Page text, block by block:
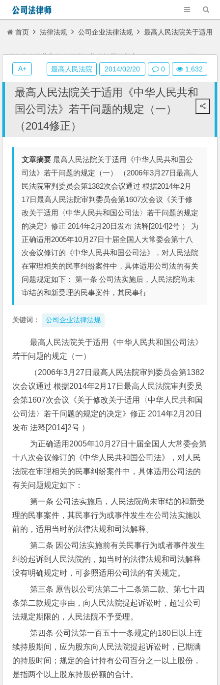
首页 法律法规 公司企业法律法规 最高人民法院关于适用
《中华人民共和国公司法》若干问题的规定（一）（2014修正）
最高人民法院关于适用《中华人民共和
国公司法》若干问题的规定（一）
（2014修正）
文章摘要 最高人民法院关于适用《中华人民共和国公
司法》若干问题的规定（一） （2006年3月27日最高人
民法院审判委员会第1382次会议通过 根据2014年2月
17日最高人民法院审判委员会第1607次会议《关于修
改关于适用〈中华人民共和国公司法〉若干问题的规定
的决定》修正 2014年2月20日发布 法释[2014]2号 ） 为
正确适用2005年10月27日十届全国人大常委会第十八
次会议修订的《中华人民共和国公司法》，对人民法院
在审理相关的民事纠纷案件中，具体适用公司法的有关
问题规定如下： 第一条 公司法实施后，人民法院尚未
审结的和新受理的民事案件，其民事行
关键词： 公司企业法律法规
最高人民法院关于适用《中华人民共和国公司法》
若干问题的规定（一）
次会议通过 根据2014年2月17日最高人民法院审判委员
会第1607次会议《关于修改关于适用〈中华人民共和国
公司法〉若干问题的规定的决定》修正 2014年2月20日
发布 法释[2014]2号 ）
十八次会议修订的《中华人民共和国公司法》，对人民
法院在审理相关的民事纠纷案件中，具体适用公司法的
有关问题规定如下：
第一条 公司法实施后，人民法院尚未审结的和新受
理的民事案件，其民事行为或事件发生在公司法实施以
前的，适用当时的法律法规和司法解释。
第二条 因公司法实施前有关民事行为或者事件发生
纠纷起诉到人民法院的，如当时的法律法规和司法解释
没有明确规定时，可参照适用公司法的有关规定。
第三条 原告以公司法第二十二条第二款、第七十四
条第二款规定事由，向人民法院提起诉讼时，超过公司
法规定期限的，人民法院不予受理。
第四条 公司法第一百五十一条规定的180日以上连
续持股期间，应为股东向人民法院提起诉讼时，已期满
的持股时间；规定的合计持有公司百分之一以上股份，
是指两个以上股东持股份额的合计。
最高人民法院 2014/02/20 0 1,632
A+